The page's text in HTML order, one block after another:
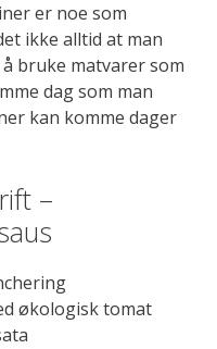
er noe som
ikke alltid at man
bruke matvarer som
dag som man
kan komme dager
–
økologisk tomat